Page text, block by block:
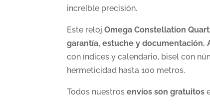
increíble precisión.
Este relojOmega Constellation
garantía, estuche y documentación.
con índices y calendario, bisel con
hermeticidad hasta 100 metros.
Todos nuestrosenvíos son gratuitos